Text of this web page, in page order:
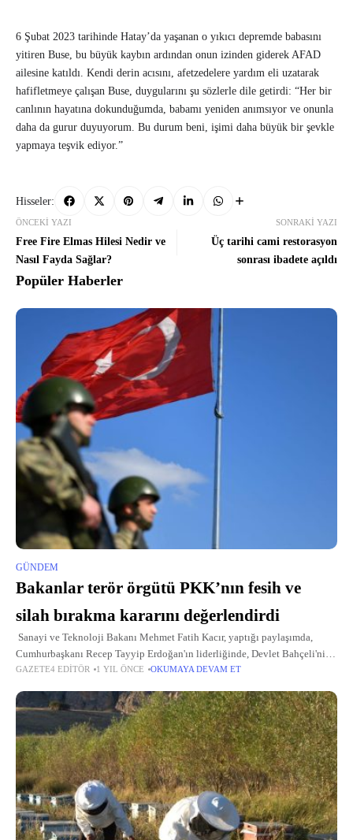
6 Şubat 2023 tarihinde Hatay’da yaşanan o yıkıcı depremde babasını
yitiren Buse, bu büyük kaybın ardından onun izinden giderek AFAD
ailesine katıldı. Kendi derin acısını, afetzedelere yardım eli uzatarak
hafifletmeye çalışan Buse, duygularını şu sözlerle dile getirdi: “Her bir
canlının hayatına dokunduğumda, babamı yeniden anımsıyor ve onunla
daha da gurur duyuyorum. Bu durum beni, işimi daha büyük bir şevkle
yapmaya teşvik ediyor.”
Hisseler:
ÖNCEKI YAZI
Free Fire Elmas Hilesi Nedir ve
Nasıl Fayda Sağlar?
SONRAKI YAZI
Üç tarihi cami restorasyon
sonrası ibadete açıldı
Popüler Haberler
GÜNDEM
Bakanlar terör örgütü PKK’nın fesih ve
silah bırakma kararını değerlendirdi
Sanayi ve Teknoloji Bakanı Mehmet Fatih Kacır, yaptığı paylaşımda,
Cumhurbaşkanı Recep Tayyip Erdoğan'ın liderliğinde, Devlet Bahçeli'nin
desteği ve kararlı duruşuyla hayata geçen "Terörsüz Türkiye"nin, Türkiye
GAZETE4 EDITÖR 1 YIL ÖNCE OKUMAYA DEVAM ET